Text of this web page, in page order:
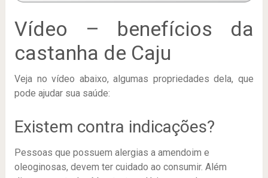
Vídeo – benefícios da
castanha de Caju
Veja no vídeo abaixo, algumas propriedades dela, que
pode ajudar sua saúde:
Existem contra indicações?
Pessoas que possuem alergias a amendoim e
oleoginosas, devem ter cuidado ao consumir. Além